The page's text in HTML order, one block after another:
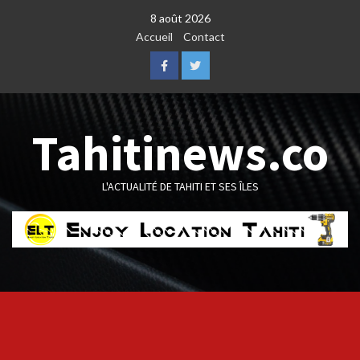
8 août 2026
Accueil
Contact
FacebookTwitter
Tahitinews.co
L'ACTUALITÉ DE TAHITI ET SES ÎLES